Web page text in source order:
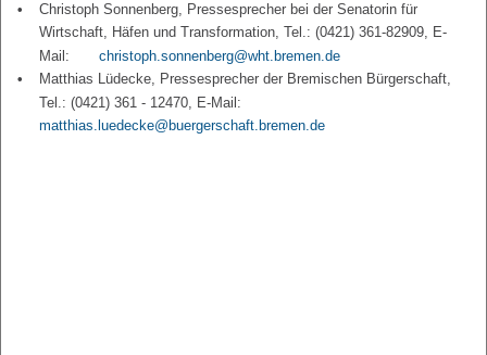
Christoph Sonnenberg, Pressesprecher bei der Senatorin für
Wirtschaft, Häfen und Transformation, Tel.: (0421) 361-82909, E-
Mail:
christoph.sonnenberg@wht.bremen.de
Matthias Lüdecke, Pressesprecher der Bremischen Bürgerschaft,
Tel.: (0421) 361 - 12470, E-Mail:
matthias.luedecke@buergerschaft.bremen.de